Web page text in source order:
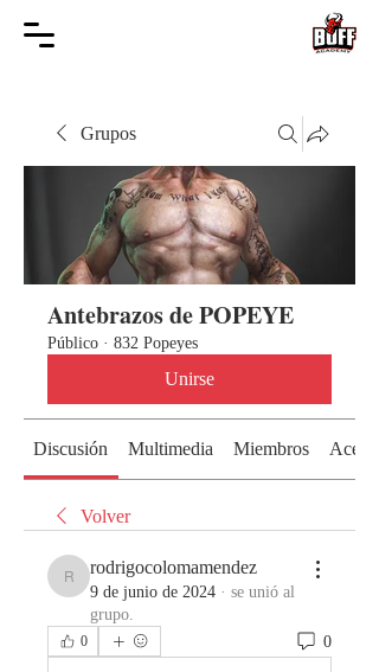
Grupos
Antebrazos de POPEYE
Público · 832 Popeyes
Unirse
Discusión Multimedia Miembros Acerca
Volver
rodrigocolomamendez
rodrigocolomamendez
9 de junio de 2024 · se unió al
grupo.
0 0